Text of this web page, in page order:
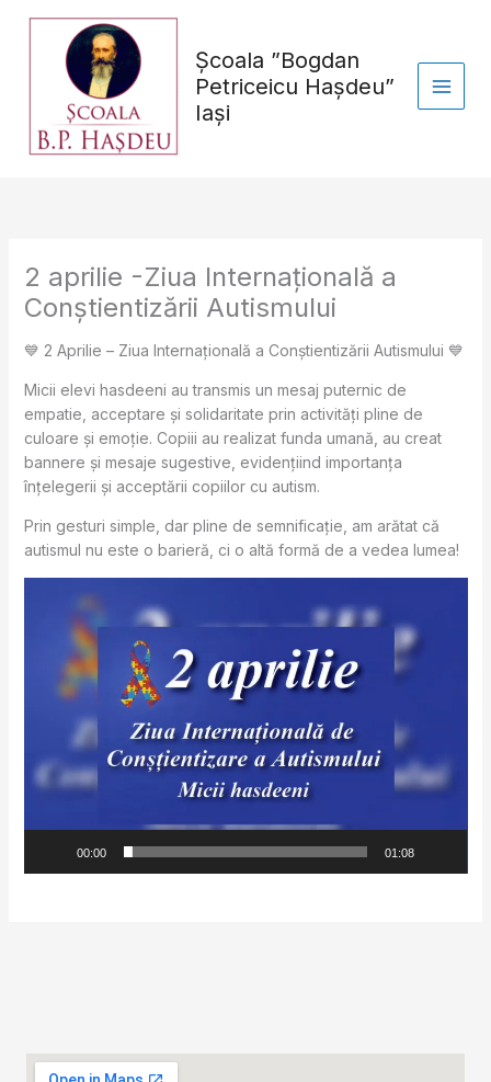
Școala ”Bogdan
Petriceicu Hașdeu”
Iași
2 aprilie -Ziua Internațională a
Conștientizării Autismului
💙 2 Aprilie – Ziua Internațională a Conștientizării Autismului 💙
Micii elevi hasdeeni au transmis un mesaj puternic de
empatie, acceptare și solidaritate prin activități pline de
culoare și emoție. Copiii au realizat funda umană, au creat
bannere și mesaje sugestive, evidențiind importanța
înțelegerii și acceptării copiilor cu autism.
Prin gesturi simple, dar pline de semnificație, am arătat că
autismul nu este o barieră, ci o altă formă de a vedea lumea!
00:00 01:08